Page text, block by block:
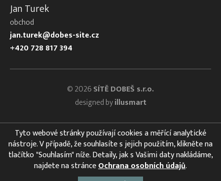
Jan Turek
obchod
jan.turek@dobes-site.cz
+420 728 817 394
© 2026SÍTĚ DOBEŠ s.r.o.
designed byillusmart
Tyto webové stránky používají cookies a měřící analytické
nástroje. V případě, že souhlasíte s jejich použitím, klikněte na
tlačítko "Souhlasím" níže. Detaily, jak s Vašimi daty nakládáme,
najdete na stránceOchrana osobních údajů.